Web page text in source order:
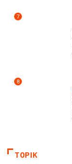
7
8
TOPIK